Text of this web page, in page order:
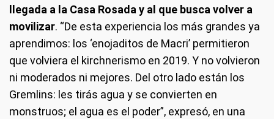
llegada a la Casa Rosada y al que busca volver a
movilizar. “De esta experiencia los más grandes ya
aprendimos: los ‘enojaditos de Macri’ permitieron
que volviera el kirchnerismo en 2019. Y no volvieron
ni moderados ni mejores. Del otro lado están los
Gremlins: les tirás agua y se convierten en
monstruos; el agua es el poder”, expresó, en una